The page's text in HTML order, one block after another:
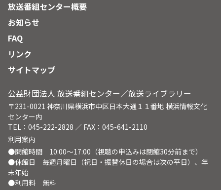
放送番組センター概要
お知らせ
FAQ
リンク
サイトマップ
公益財団法人 放送番組センター／放送ライブラリー
〒231-0021 神奈川県横浜市中区日本大通１１番地 横浜情報文化
センター内
TEL：045-222-2828 ／ FAX：045-641-2110
利用案内
●開館時間 10:00～17:00（視聴の申込みは閉館30分前まで）
●休館日 毎週月曜日（祝日・振替休日の場合は次の平日）、年
末年始
●利用料 無料